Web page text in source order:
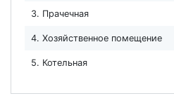
3. Прачечная
4. Хозяйственное помещение
5. Котельная